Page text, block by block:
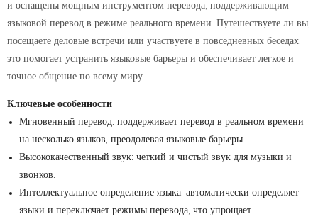
и оснащены мощным инструментом перевода, поддерживающим
языковой перевод в режиме реального времени. Путешествуете ли вы,
посещаете деловые встречи или участвуете в повседневных беседах,
это помогает устранить языковые барьеры и обеспечивает легкое и
точное общение по всему миру.
Ключевые особенности
Мгновенный перевод: поддерживает перевод в реальном времени
на несколько языков, преодолевая языковые барьеры.
Высококачественный звук: четкий и чистый звук для музыки и
звонков.
Интеллектуальное определение языка: автоматически определяет
языки и переключает режимы перевода, что упрощает